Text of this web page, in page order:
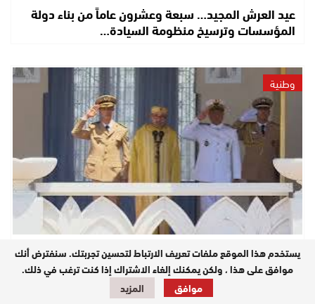
عيد العرش المجيد… سبعة وعشرون عاماً من بناء دولة
المؤسسات وترسيخ منظومة السيادة…
وطنية
عيد العرش .. جلالة الملك يترأس بتطوان حفل أداء القسم
للضباط المتخرجين من المدارس…
يستخدم هذا الموقع ملفات تعريف الارتباط لتحسين تجربتك. سنفترض أنك
موافق على هذا ، ولكن يمكنك إلغاء الاشتراك إذا كنت ترغب في ذلك.
موافق
المزيد